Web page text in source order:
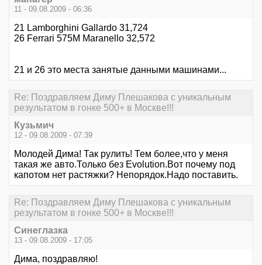
11 - 09.08.2009 - 06:36
21 Lamborghini Gallardo 31,724
26 Ferrari 575M Maranello 32,572
21 и 26 это места занятые данными машинами...
Re: Поздравляем Диму Плешакова с уникальным
результатом в гонке 500+ в Москве!!!
Кузьмич
12 - 09.08.2009 - 07:39
Молодей Дима! Так рулить! Тем более,что у меня
такая же авто.Только без Evolution.Вот почему под
капотом нет растяжки? Непорядок.Надо поставить.
Re: Поздравляем Диму Плешакова с уникальным
результатом в гонке 500+ в Москве!!!
Синеглазка
13 - 09.08.2009 - 17:05
Дима, поздравляю!